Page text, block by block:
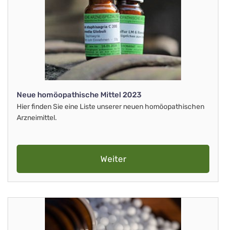
Neue homöopathische Mittel 2023
Hier finden Sie eine Liste unserer neuen homöopathischen
Arzneimittel.
Weiter